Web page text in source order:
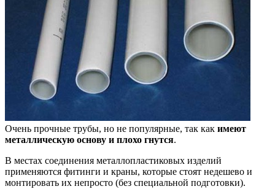
Очень прочные трубы, но не популярные, так как имеют
металлическую основу и плохо гнутся.
В местах соединения металлопластиковых изделий
применяются фитинги и краны, которые стоят недешево и
монтировать их непросто (без специальной подготовки).